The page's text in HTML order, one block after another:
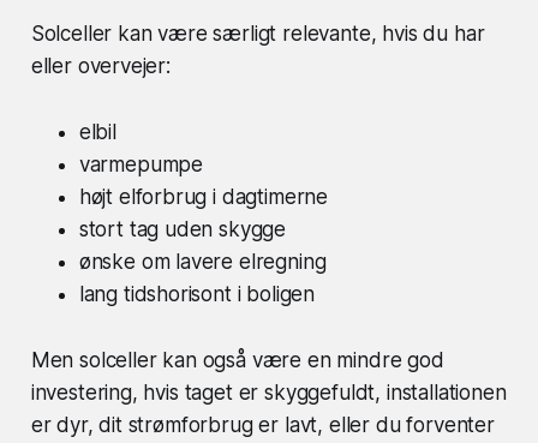
Solceller kan være særligt relevante, hvis du har
eller overvejer:
elbil
varmepumpe
højt elforbrug i dagtimerne
stort tag uden skygge
ønske om lavere elregning
lang tidshorisont i boligen
Men solceller kan også være en mindre god
investering, hvis taget er skyggefuldt, installationen
er dyr, dit strømforbrug er lavt, eller du forventer